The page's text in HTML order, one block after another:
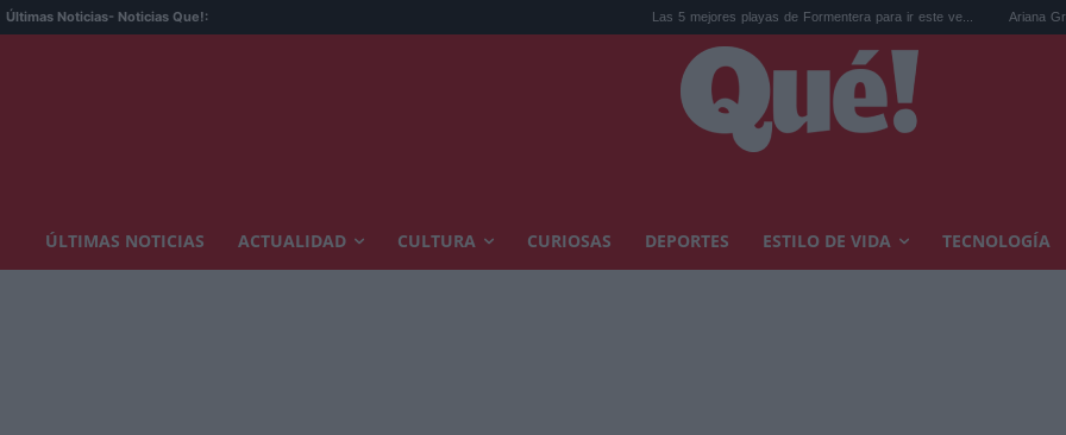
Últimas Noticias- Noticias Que!: Las 5 mejores playas de Formentera para ir este ve... Ariana Grande y el
ÚLTIMAS NOTICIAS ACTUALIDAD CULTURA CURIOSAS DEPORTES ESTILO DE VIDA TECNOLOGÍA